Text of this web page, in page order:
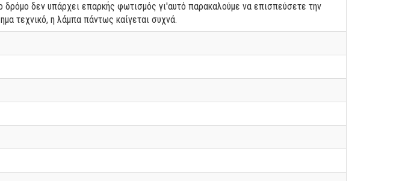
δρόμο δεν υπάρχει επαρκής φωτισμός γι'αυτό παρακαλούμε να επισπεύσετε την
τεχνικό, η λάμπα πάντως καίγεται συχνά.